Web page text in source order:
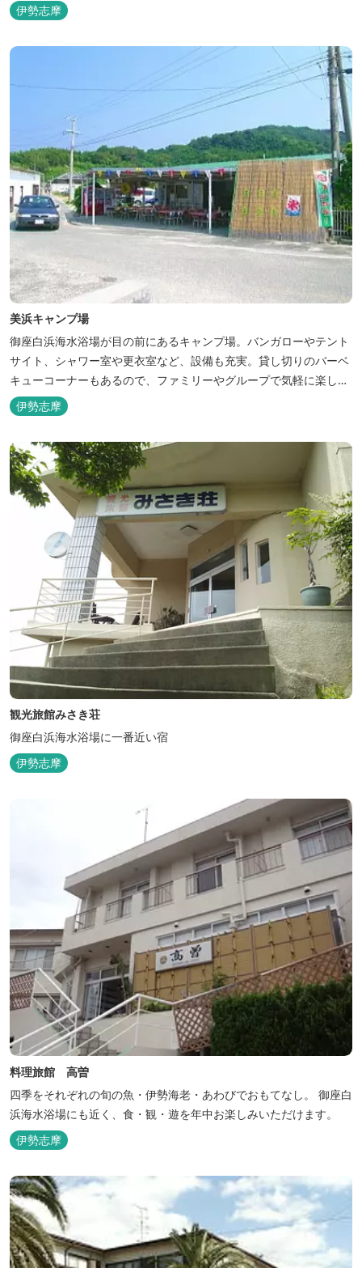
伊勢志摩
美浜キャンプ場
御座白浜海水浴場が目の前にあるキャンプ場。バンガローやテント
サイト、シャワー室や更衣室など、設備も充実。貸し切りのバーベ
キューコーナーもあるので、ファミリーやグループで気軽に楽しむ
ことができます。
伊勢志摩
観光旅館みさき荘
御座白浜海水浴場に一番近い宿
伊勢志摩
料理旅館 高曽
四季をそれぞれの旬の魚・伊勢海老・あわびでおもてなし。 御座白
浜海水浴場にも近く、食・観・遊を年中お楽しみいただけます。
伊勢志摩